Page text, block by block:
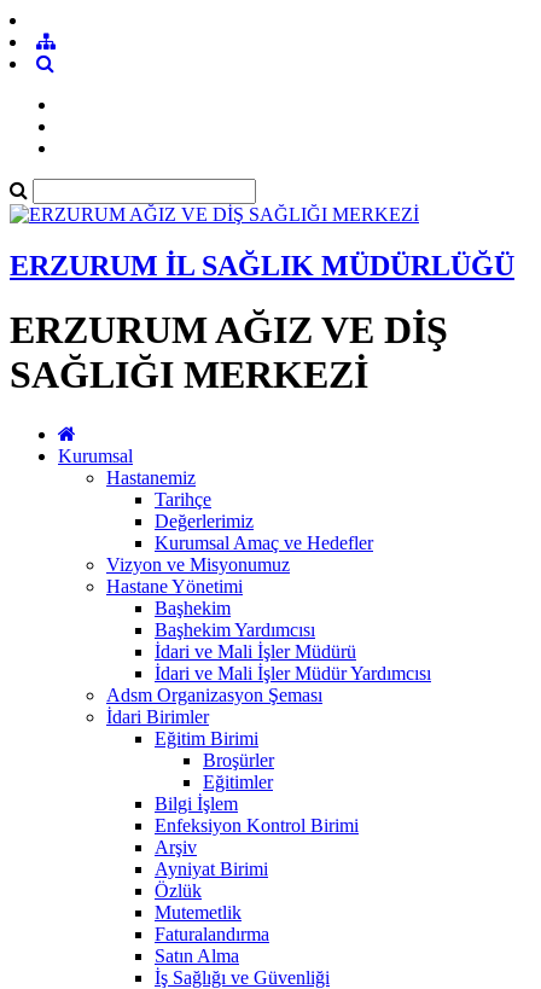
ERZURUM İL SAĞLIK MÜDÜRLÜĞÜ
ERZURUM AĞIZ VE DİŞ
SAĞLIĞI MERKEZİ
Kurumsal
Hastanemiz
Tarihçe
Değerlerimiz
Kurumsal Amaç ve Hedefler
Vizyon ve Misyonumuz
Hastane Yönetimi
Başhekim
Başhekim Yardımcısı
İdari ve Mali İşler Müdürü
İdari ve Mali İşler Müdür Yardımcısı
Adsm Organizasyon Şeması
İdari Birimler
Eğitim Birimi
Broşürler
Eğitimler
Bilgi İşlem
Enfeksiyon Kontrol Birimi
Arşiv
Ayniyat Birimi
Özlük
Mutemetlik
Faturalandırma
Satın Alma
İş Sağlığı ve Güvenliği